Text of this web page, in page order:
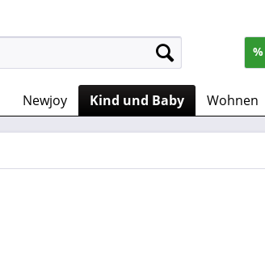
%
Newjoy Kind und Baby Wohnen